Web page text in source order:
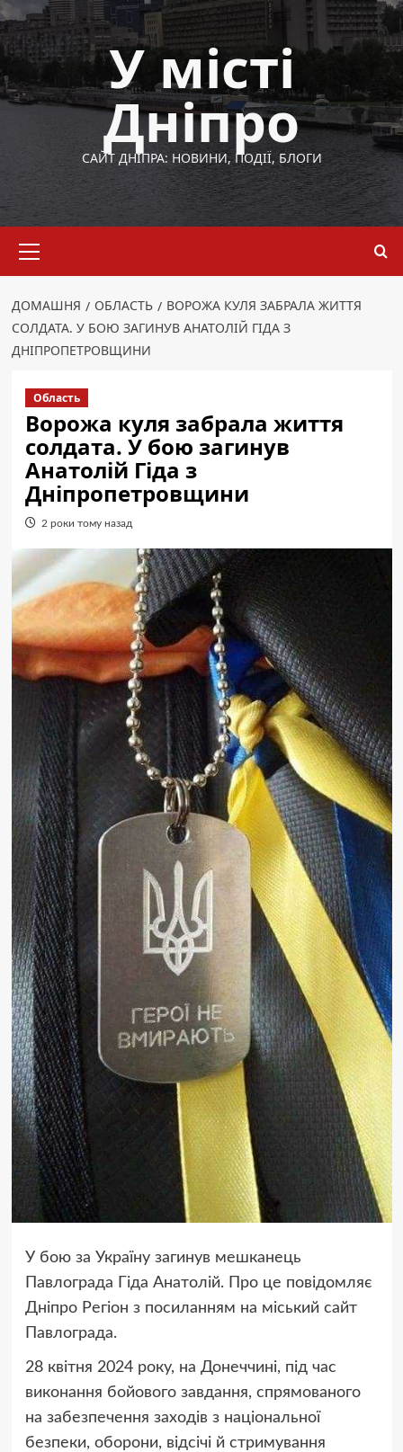
Перейти
до
вмісту
У місті
Дніпро
САЙТ ДНІПРА: НОВИНИ, ПОДІЇ, БЛОГИ
меню
ДОМАШНЯ ОБЛАСТЬ
ВОРОЖА КУЛЯ ЗАБРАЛА ЖИТТЯ
СОЛДАТА. У БОЮ ЗАГИНУВ АНАТОЛІЙ ГІДА З
ДНІПРОПЕТРОВЩИНИ
Область
Ворожа куля забрала життя
солдата. У бою загинув
Анатолій Гіда з
Дніпропетровщини
2 роки тому назад
У бою за Україну загинув мешканець
Павлограда Гіда Анатолій. Про це повідомляє
Дніпро Регіон з посиланням на міський сайт
Павлограда.
28 квітня 2024 року, на Донеччині, під час
виконання бойового завдання, спрямованого
на забезпечення заходів з національної
безпеки, оборони, відсічі й стримування